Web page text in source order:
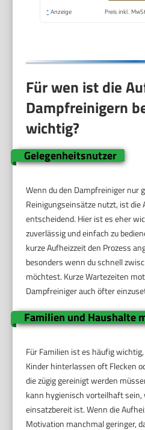
Cleaner
* Anzeige Preis inkl.
Für wen ist die
Dampfreinigern
wichtig?
Gelegenheitsnutzer
Wenn du den Dampfreiniger nur
Reinigungseinsätze nutzt, ist
entscheidend. Hier ist es eher
zuverlässig und einfach zu
kurze Aufheizzeit den Prozess
besonders wenn du schnell
möchtest. Kurze Wartezeiten
Dampfreiniger auch öfter
Familien und Haushalte
Für Familien ist es häufig
Kinder hinterlassen oft Flecken
die zügig gereinigt werden
kann hygienisch vorteilhaft
einsatzbereit ist. Wenn die
Motivation manchmal geringer,